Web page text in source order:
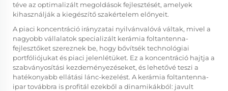
téve az optimalizált megoldások fejlesztését, amelyek
kihasználják a kiegészítő szakértelem előnyeit.
A piaci koncentráció irányzatai nyilvánvalóvá váltak, mivel a
nagyobb vállalatok specializált kerámia foltantenna-
fejlesztőket szereznek be, hogy bővítsék technológiai
portfóliójukat és piaci jelenlétüket. Ez a koncentráció hajtja a
szabványosítási kezdeményezéseket, és lehetővé teszi a
hatékonyabb ellátási lánc-kezelést. A kerámia foltantenna-
ipar továbbra is profitál ezekből a dinamikákból: javult